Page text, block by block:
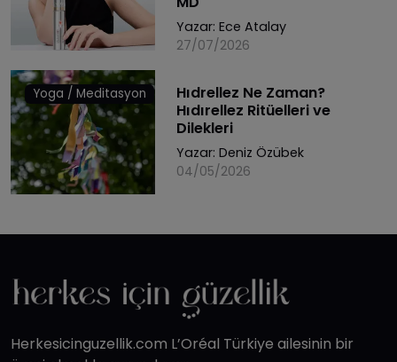
Yazar: Ece Atalay
27/07/2026
Yoga / Meditasyon
Hıdrellez Ne Zaman?
Hıdırellez Ritüelleri ve
Dilekleri
Yazar: Deniz Özübek
04/05/2026
Herkesicinguzellik.com L’Oréal Türkiye ailesinin bir